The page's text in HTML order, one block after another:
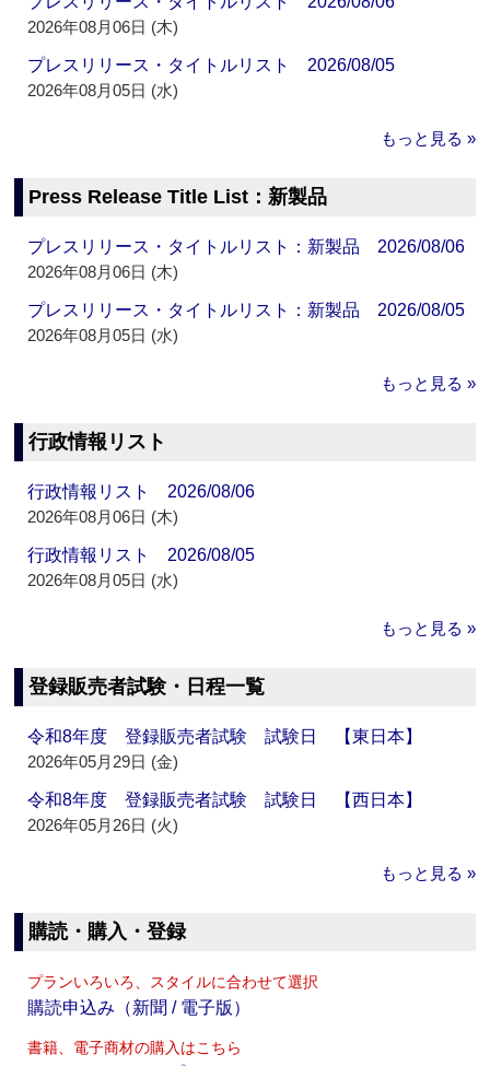
2026年08月06日 (木)
プレスリリース・タイトルリスト 2026/08/05
2026年08月05日 (水)
もっと見る »
Press Release Title List：新製品
プレスリリース・タイトルリスト：新製品 2026/08/06
2026年08月06日 (木)
プレスリリース・タイトルリスト：新製品 2026/08/05
2026年08月05日 (水)
もっと見る »
行政情報リスト
行政情報リスト 2026/08/06
2026年08月06日 (木)
行政情報リスト 2026/08/05
2026年08月05日 (水)
もっと見る »
登録販売者試験・日程一覧
令和8年度 登録販売者試験 試験日 【東日本】
2026年05月29日 (金)
令和8年度 登録販売者試験 試験日 【西日本】
2026年05月26日 (火)
もっと見る »
購読・購入・登録
プランいろいろ、スタイルに合わせて選択
購読申込み（新聞 / 電子版）
書籍、電子商材の購入はこちら